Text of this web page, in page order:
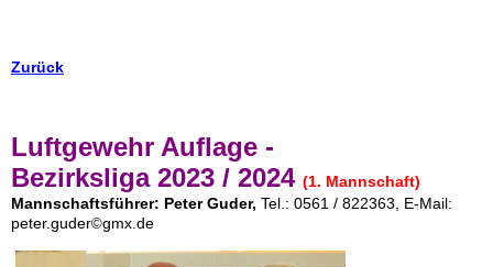
Zurück
Luftgewehr Auflage -
Bezirksliga 2023 / 2024 (1. Mannschaft)
Mannschaftsführer: Peter Guder, Tel.: 0561 / 822363, E-Mail:
peter.guder©gmx.de